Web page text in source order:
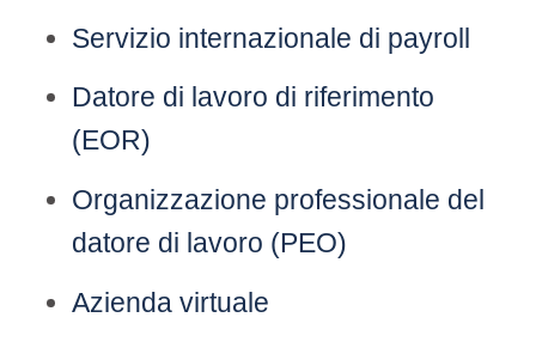
Servizio internazionale di payroll
Datore di lavoro di riferimento
(EOR)
Organizzazione professionale del
datore di lavoro (PEO)
Azienda virtuale